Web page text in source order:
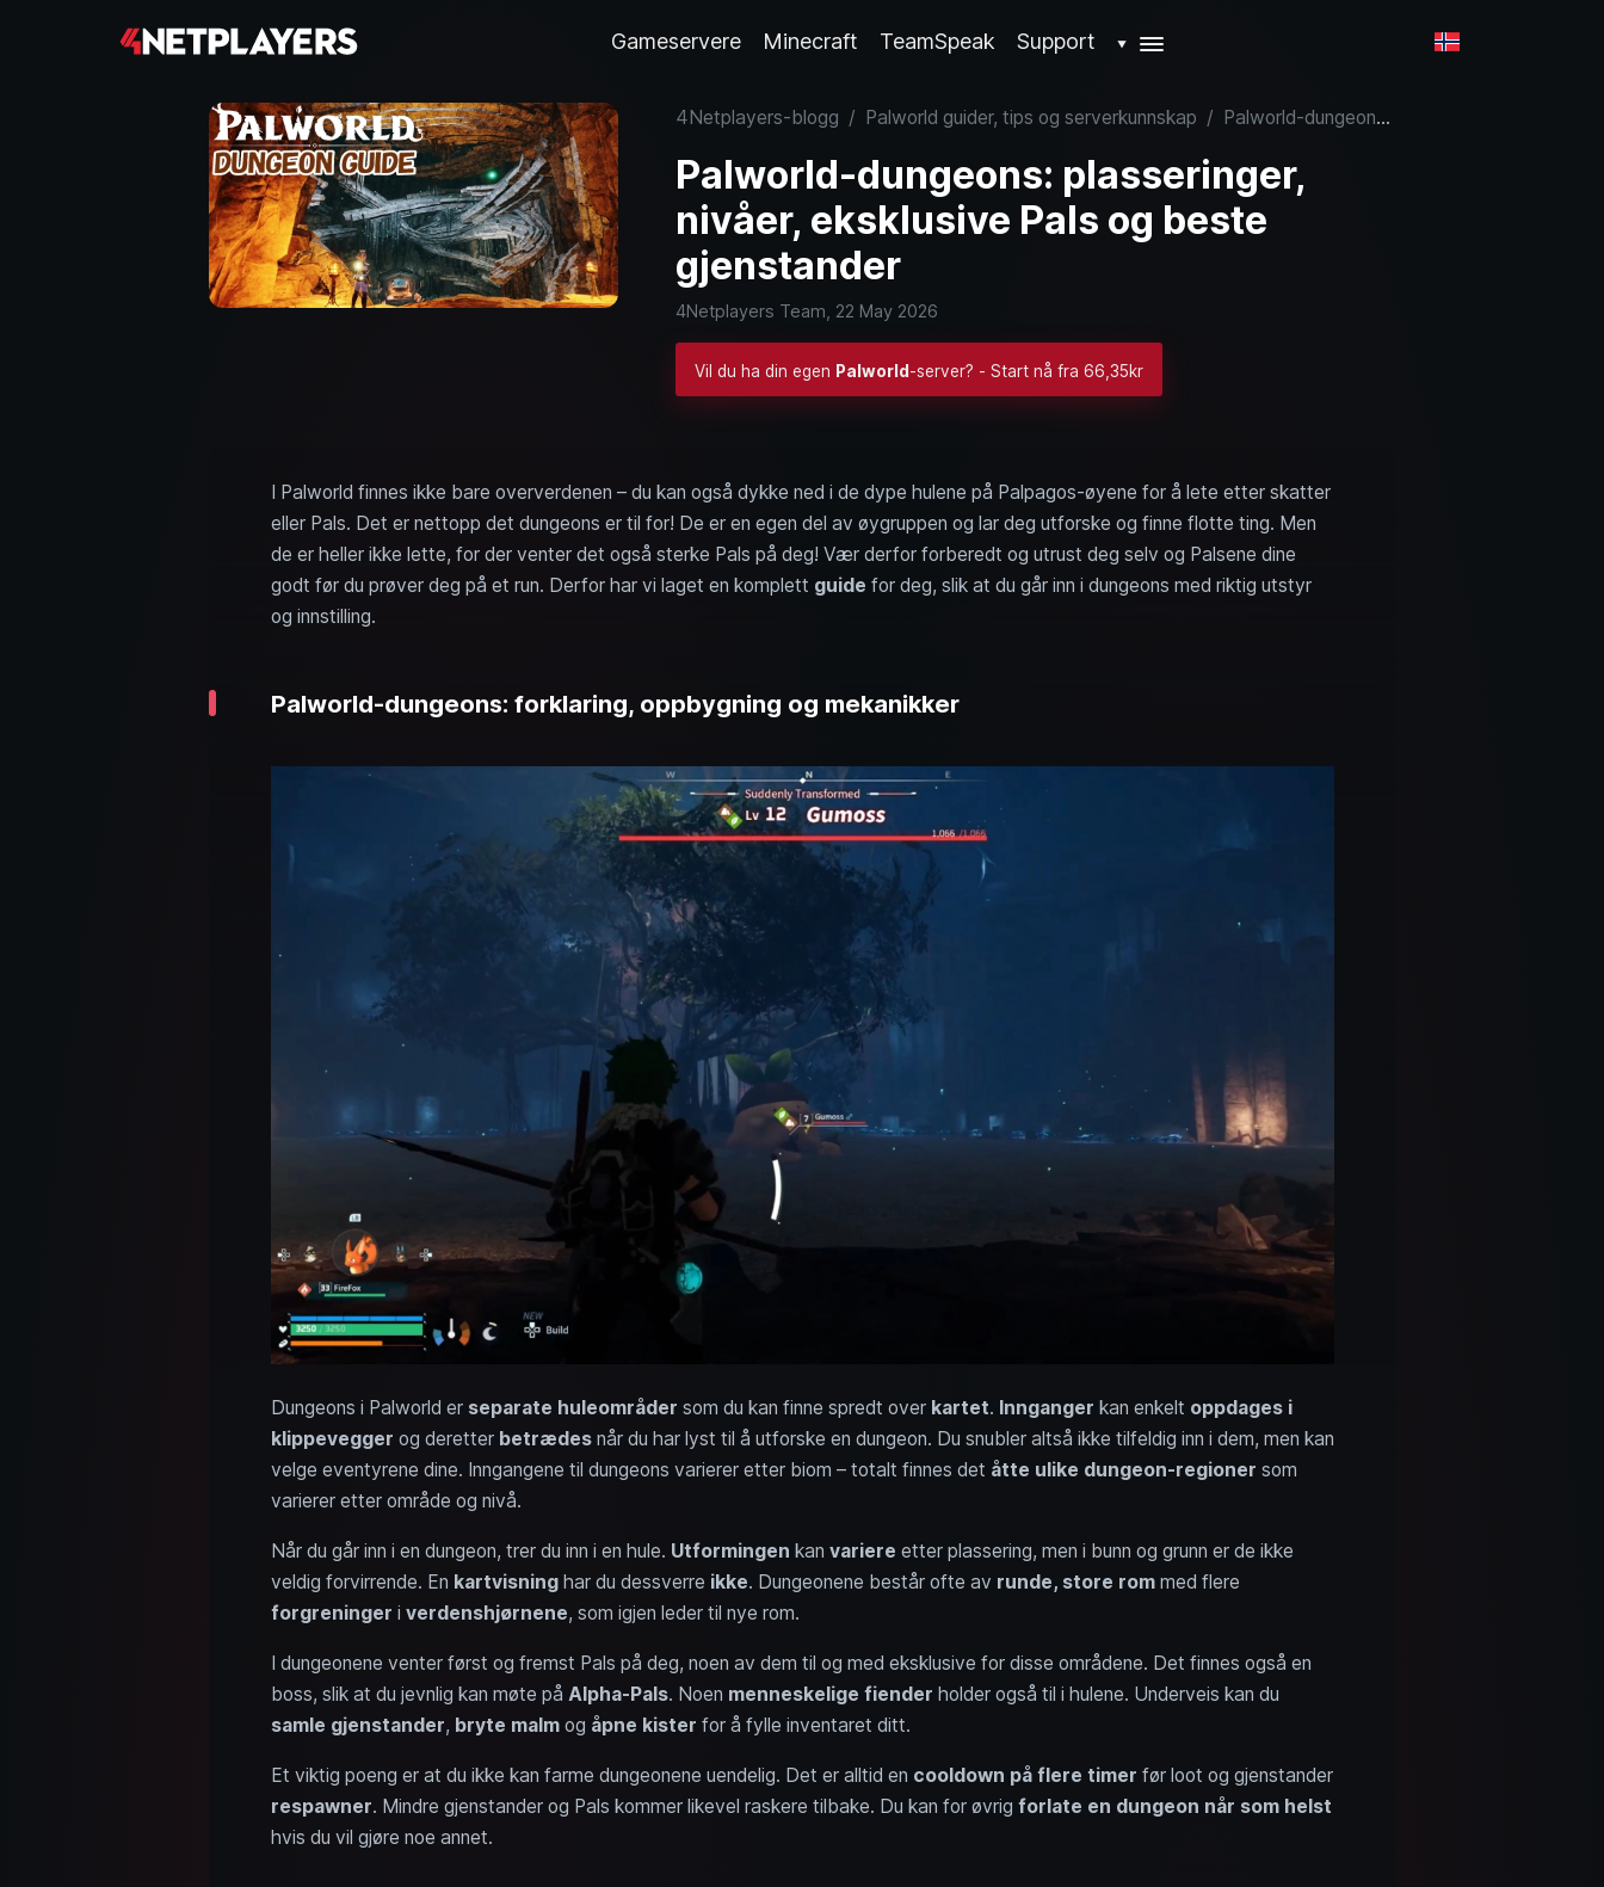
Gameservere Minecraft TeamSpeak Support ▼
4Netplayers-blogg / Palworld guider, tips og serverkunnskap / Palworld-dungeons: plasseringer, nivåer, eksklusive Pals og beste gjenstander
Palworld-dungeons: plasseringer,
nivåer, eksklusive Pals og beste
gjenstander
4Netplayers Team, 22 May 2026
Vil du ha din egen Palworld -server? - Start nå fra 66,35kr
I Palworld finnes ikke bare oververdenen – du kan også dykke ned i de dype hulene på Palpagos-øyene for å lete etter skatter
eller Pals. Det er nettopp det dungeons er til for! De er en egen del av øygruppen og lar deg utforske og finne flotte ting. Men
de er heller ikke lette, for der venter det også sterke Pals på deg! Vær derfor forberedt og utrust deg selv og Palsene dine
godt før du prøver deg på et run. Derfor har vi laget en komplett guide for deg, slik at du går inn i dungeons med riktig utstyr
og innstilling.
Palworld-dungeons: forklaring, oppbygning og mekanikker
Dungeons i Palworld er separate huleområder som du kan finne spredt over kartet. Innganger kan enkelt oppdages i
klippevegger og deretter betrædesnår du har lyst til å utforske en dungeon. Du snubler altså ikke tilfeldig inn i dem, men kan
velge eventyrene dine. Inngangene til dungeons varierer etter biom – totalt finnes det åtte ulike dungeon-regioner som
varierer etter område og nivå.
Når du går inn i en dungeon, trer du inn i en hule. Utformingen kan variere etter plassering, men i bunn og grunn er de ikke
veldig forvirrende. En kartvisninghar du dessverre ikke. Dungeonene består ofte av runde, store rommed flere
forgreninger i verdenshjørnene, som igjen leder til nye rom.
I dungeonene venter først og fremst Pals på deg, noen av dem til og med eksklusive for disse områdene. Det finnes også en
boss, slik at du jevnlig kan møte på Alpha-Pals. Noen menneskelige fiender holder også til i hulene. Underveis kan du
samle gjenstander, bryte malmog åpne kister for å fylle inventaret ditt.
Et viktig poeng er at du ikke kan farme dungeonene uendelig. Det er alltid en cooldown på flere timer før loot og gjenstander
respawner. Mindre gjenstander og Pals kommer likevel raskere tilbake. Du kan for øvrig forlate en dungeon når som helst
hvis du vil gjøre noe annet.